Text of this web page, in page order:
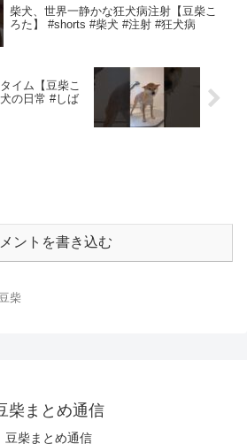
柴犬、世界一静かな狂犬病注射【豆柴こ
ろた】 #shorts #柴犬 #注射 #狂犬病
イム【豆柴こ
の日常 #しば
ントを書き込む
柴
柴まとめ通信
豆柴まとめ通信